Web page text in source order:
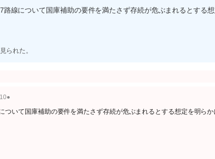
線について国庫補助の要件を満たさず存続が危ぶまれるとする
られた。
いて国庫補助の要件を満たさず存続が危ぶまれるとする想定を明らか